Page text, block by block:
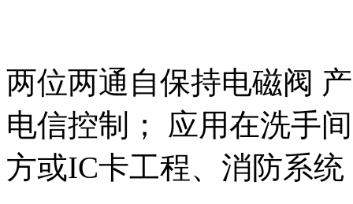
两位两通自保持电磁阀
电信控制； 应用在洗手
方或IC卡工程、消防系